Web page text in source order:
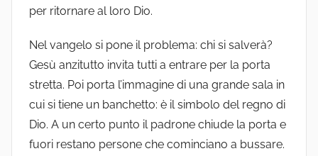
per ritornare al loro Dio.
Nel vangelo si pone il problema: chi si salverà?
Gesù anzitutto invita tutti a entrare per la porta
stretta. Poi porta l’immagine di una grande sala in
cui si tiene un banchetto: è il simbolo del regno di
Dio. A un certo punto il padrone chiude la porta e
fuori restano persone che cominciano a bussare.